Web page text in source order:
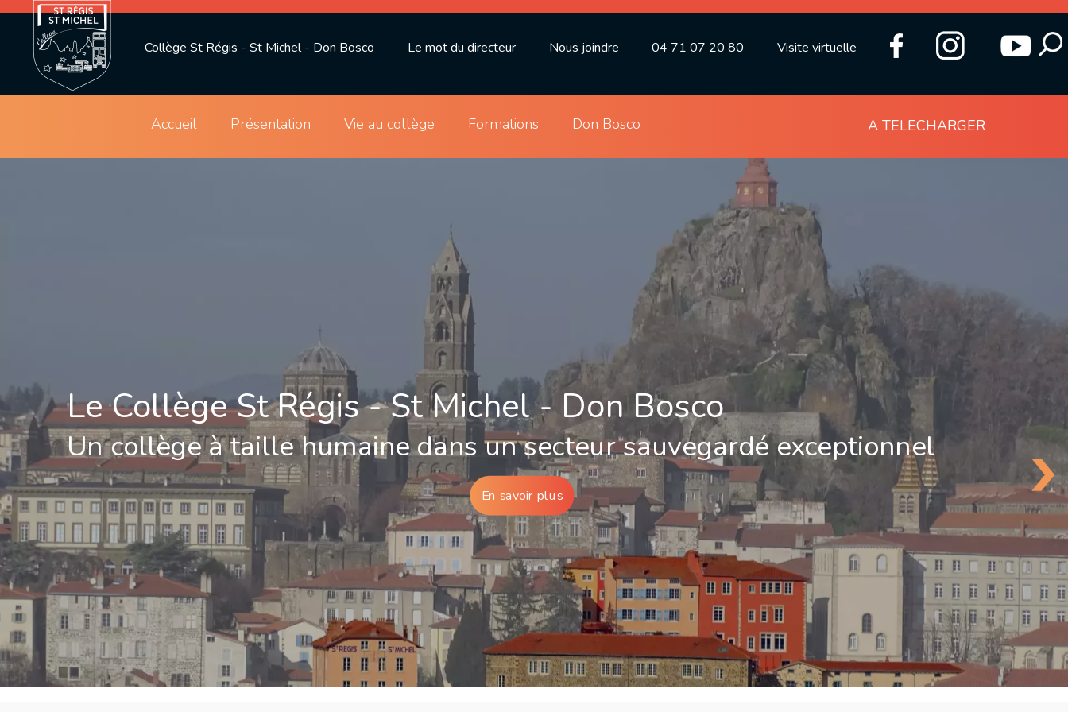
Collège St Régis - St Michel - Don Bosco Le mot du directeur Nous joindre 04 71 07 20 80 Visite virtuelle
A TELECHARGER
Accueil Présentation Vie au collège Formations Don Bosco
Le Collège St Régis - St Michel - Don Bosco
Un collège à taille humaine dans un secteur sauvegardé exceptionnel
En savoir plus